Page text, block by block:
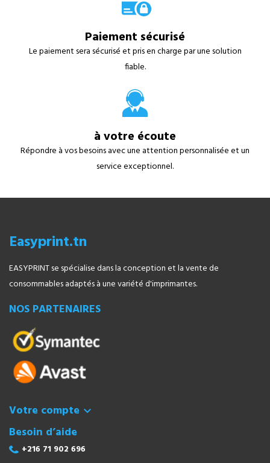
Paiement sécurisé
Le paiement sera sécurisé et pris en charge par une solution
fiable.
à votre écoute
Répondre à vos besoins avec une attention personnalisée et un
service exceptionnel.
Easyprint.tn
EASYPRINT se spécialise dans la conception et la vente de
consommables adaptés à une variété d'imprimantes.
NOS PARTENAIRES
Votre compte 
Besoin d’aide
+216 71 902 696